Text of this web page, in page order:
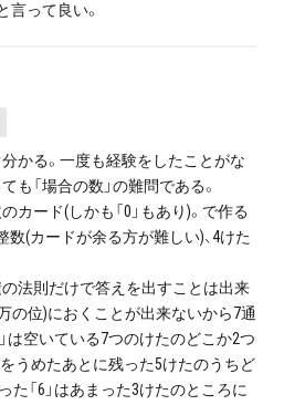
言って良い。
かる。一度も経験をしたことがな
も「場合の数」の難問である。
カード(しかも「0」もあり)。で作る
数(カードが余る方が難しい)、4けた
の法則だけで答えを出すことは出来
の位)におくことが出来ないから7通
は空いている7つのけたのどこか2つ
2をうめたあとに残った5けたのうちど
た「6」はあまった3けたのところに